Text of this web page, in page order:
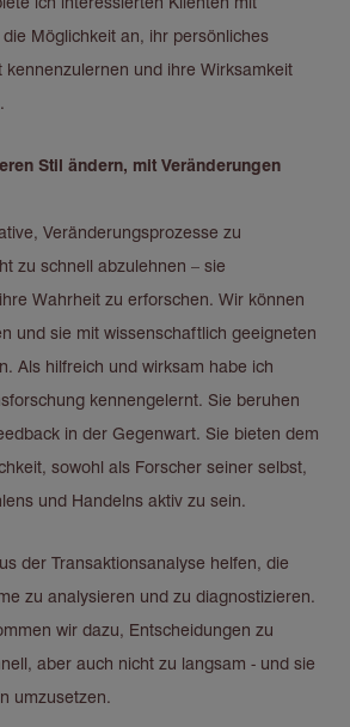
Möglichkeit an, ihr persönliches
kennenzulernen und ihre Wirksamkeit
Stil ändern, mit Veränderungen
Veränderungsprozesse zu
zu schnell abzulehnen – sie
Wahrheit zu erforschen. Wir können
und sie mit wissenschaftlich geeigneten
Als hilfreich und wirksam habe ich
kennengelernt. Sie beruhen
in der Gegenwart. Sie bieten dem
sowohl als Forscher seiner selbst,
und Handelns aktiv zu sein.
der Transaktionsanalyse helfen, die
zu analysieren und zu diagnostizieren.
wir dazu, Entscheidungen zu
aber auch nicht zu langsam - und sie
umzusetzen.